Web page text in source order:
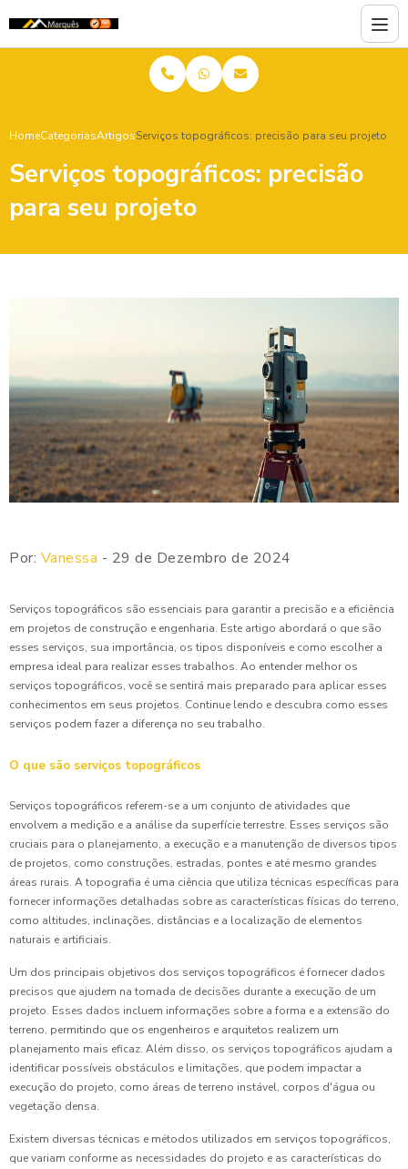
HomeCategoriasArtigosServiços topográficos: precisão para seu projeto
Serviços topográficos: precisão
para seu projeto
Por: Vanessa - 29 de Dezembro de 2024
Serviços topográficos são essenciais para garantir a precisão e a eficiência
em projetos de construção e engenharia. Este artigo abordará o que são
esses serviços, sua importância, os tipos disponíveis e como escolher a
empresa ideal para realizar esses trabalhos. Ao entender melhor os
serviços topográficos, você se sentirá mais preparado para aplicar esses
conhecimentos em seus projetos. Continue lendo e descubra como esses
serviços podem fazer a diferença no seu trabalho.
O que são serviços topográficos
Serviços topográficos referem-se a um conjunto de atividades que
envolvem a medição e a análise da superfície terrestre. Esses serviços são
cruciais para o planejamento, a execução e a manutenção de diversos tipos
de projetos, como construções, estradas, pontes e até mesmo grandes
áreas rurais. A topografia é uma ciência que utiliza técnicas específicas para
fornecer informações detalhadas sobre as características físicas do terreno,
como altitudes, inclinações, distâncias e a localização de elementos
naturais e artificiais.
Um dos principais objetivos dos serviços topográficos é fornecer dados
precisos que ajudem na tomada de decisões durante a execução de um
projeto. Esses dados incluem informações sobre a forma e a extensão do
terreno, permitindo que os engenheiros e arquitetos realizem um
planejamento mais eficaz. Além disso, os serviços topográficos ajudam a
identificar possíveis obstáculos e limitações, que podem impactar a
execução do projeto, como áreas de terreno instável, corpos d'água ou
vegetação densa.
Existem diversas técnicas e métodos utilizados em serviços topográficos,
que variam conforme as necessidades do projeto e as características do